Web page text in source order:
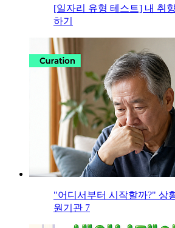
[일자리 유형 테스트] 내 취
하기
"어디서부터 시작할까?" 상
원기관 7